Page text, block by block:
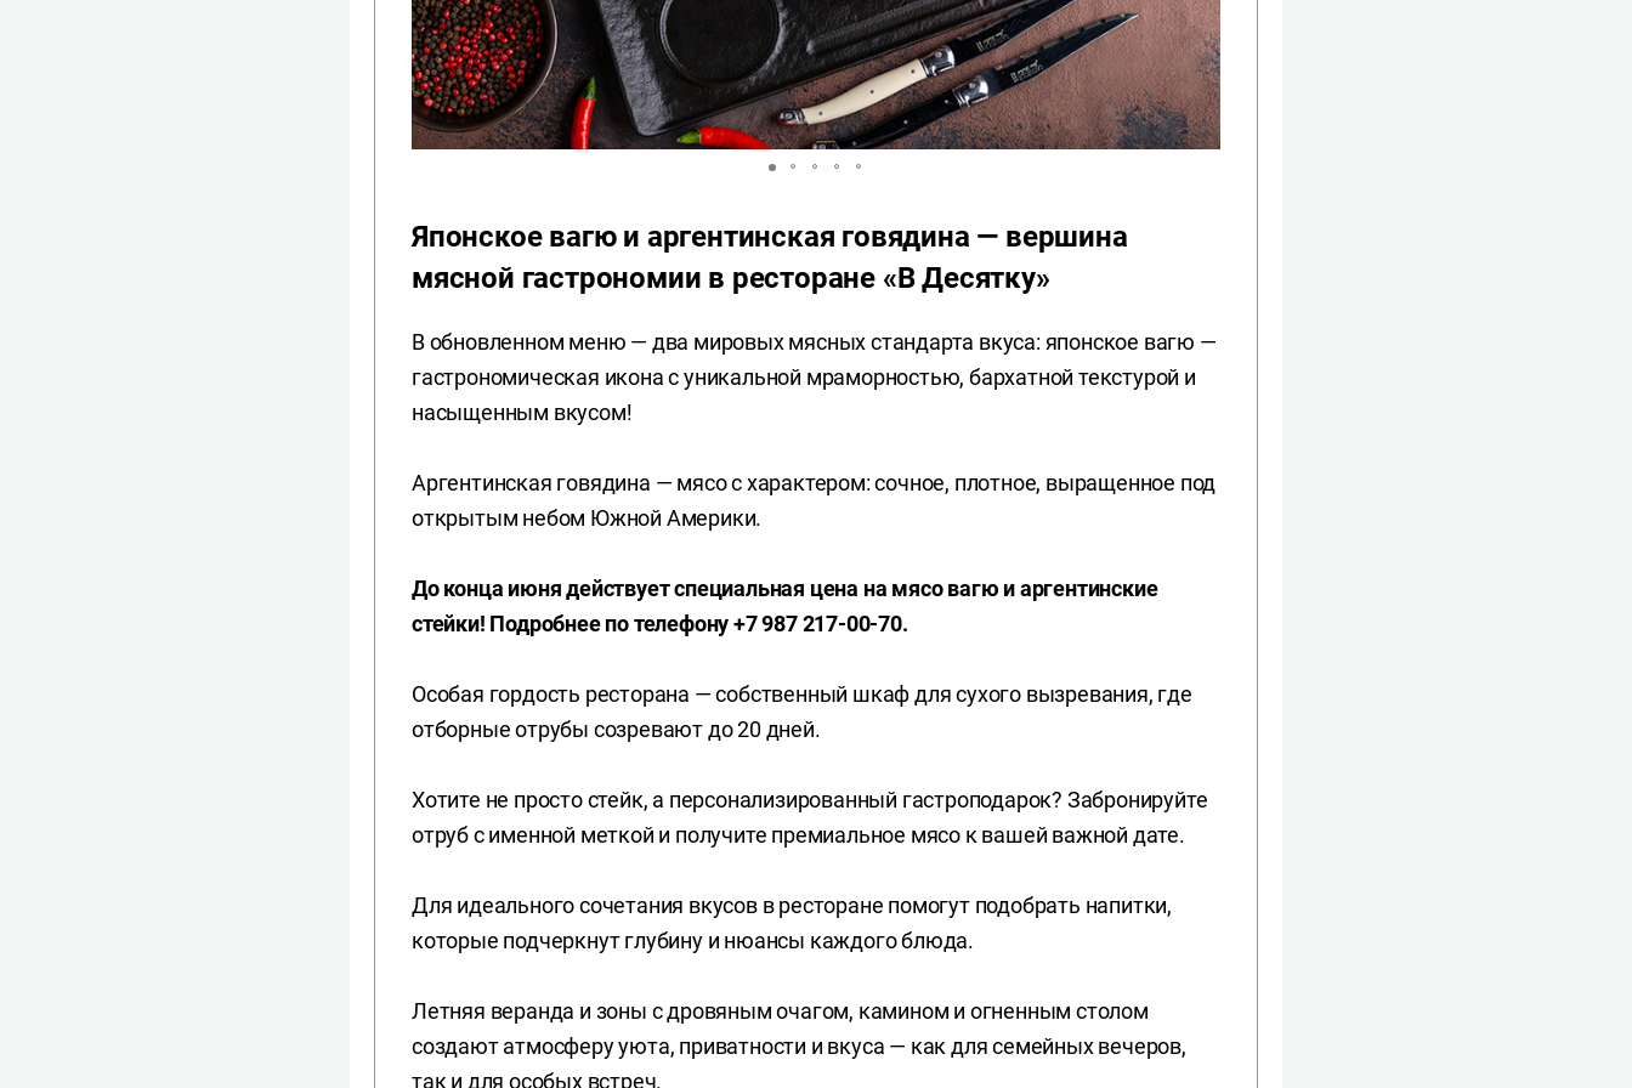
Японское вагю и аргентинская говядина — вершина
мясной гастрономии в ресторане «В Десятку»
В обновленном меню — два мировых мясных стандарта вкуса: японское вагю —
гастрономическая икона с уникальной мраморностью, бархатной текстурой и
насыщенным вкусом!
Аргентинская говядина — мясо с характером: сочное, плотное, выращенное под
открытым небом Южной Америки.
До конца июня действует специальная цена на мясо вагю и аргентинские
стейки! Подробнее по телефону +7 987 217-00-70.
Особая гордость ресторана — собственный шкаф для сухого вызревания, где
отборные отрубы созревают до 20 дней.
Хотите не просто стейк, а персонализированный гастроподарок? Забронируйте
отруб с именной меткой и получите премиальное мясо к вашей важной дате.
Для идеального сочетания вкусов в ресторане помогут подобрать напитки,
которые подчеркнут глубину и нюансы каждого блюда.
Летняя веранда и зоны с дровяным очагом, камином и огненным столом
создают атмосферу уюта, приватности и вкуса — как для семейных вечеров,
так и для особых встреч.